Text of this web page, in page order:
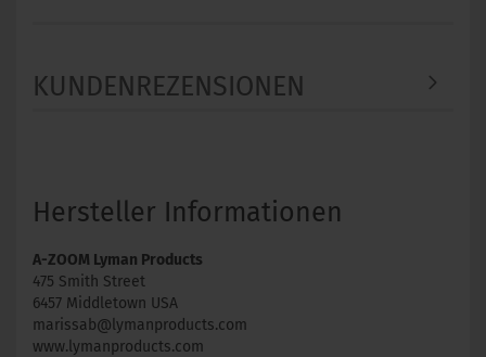
KUNDENREZENSIONEN
Hersteller Informationen
A-ZOOM Lyman Products
475 Smith Street
6457 Middletown USA
marissab@lymanproducts.com
www.lymanproducts.com